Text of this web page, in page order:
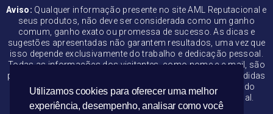
Utilizamos cookies para oferecer uma melhor
experiência, desempenho, analisar como você
Aviso: Qualquer informação presente no site AML Reputacional e
seus produtos, não deve ser considerada como um ganho
comum, ganho exato ou promessa de sucesso. As dicas e
sugestões apresentadas não garantem resultados, uma vez que
isso depende exclusivamente do trabalho e dedicação pessoal.
Todas as informações dos visitantes, como nome e e-mail, são
protegidas e não serão compartilhadas, divulgadas ou vendidas
a terceiros. Ao se registrar neste site, o usuário cadastrado
receberá promoções e informações da AML Reputacional.